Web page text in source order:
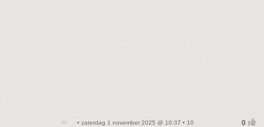
• zaterdag 1 november 2025 @ 10:37 • 10